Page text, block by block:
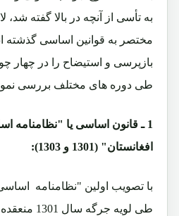
به تأسی از آنچه در بالا گفته شد،
مختصر به قوانین اساسی گذشته
بازپرسی و استیضاح را در چهار
طی دوره های مختلف بررسی
1 ـ
قانون اساسی یا "نظامنامه
افغانستان" (1301 و 1303):
با تصویب اولین "نظامنامه
طی لویه جرگه